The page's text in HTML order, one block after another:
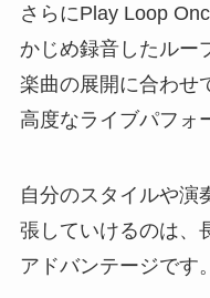
さらにPlay Loop
かじめ録音したルー
楽曲の展開に合わせ
高度なライブパフォ
自分のスタイルや演
張していけるのは、
アドバンテージです。